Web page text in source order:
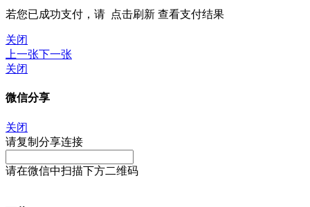
若您已成功支付，请 点击刷新 查看支付结果
关闭
上一张下一张
关闭
微信分享
关闭
请复制分享连接
请在微信中扫描下方二维码